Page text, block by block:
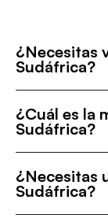
¿Necesitas
Sudáfrica?
¿Cuál es la
Sudáfrica?
¿Necesitas
Sudáfrica?